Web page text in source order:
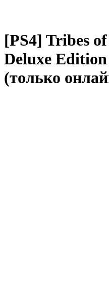
[PS4] Tribes
Deluxe Edition
(только